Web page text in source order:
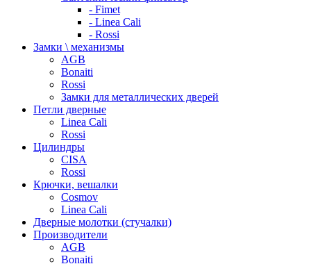
- Fimet
- Linea Cali
- Rossi
Замки \ механизмы
AGB
Bonaiti
Rossi
Замки для металлических дверей
Петли дверные
Linea Cali
Rossi
Цилиндры
CISA
Rossi
Крючки, вешалки
Cosmov
Linea Cali
Дверные молотки (стучалки)
Производители
AGB
Bonaiti